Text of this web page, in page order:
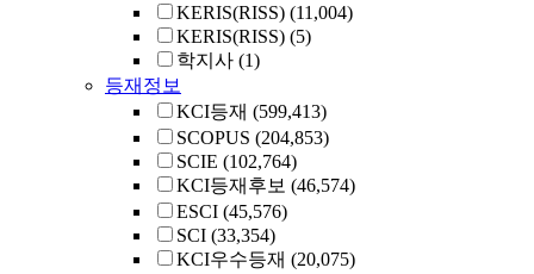
KERIS(RISS) (11,004)
KERIS(RISS) (5)
학지사 (1)
등재정보
KCI등재 (599,413)
SCOPUS (204,853)
SCIE (102,764)
KCI등재후보 (46,574)
ESCI (45,576)
SCI (33,354)
KCI우수등재 (20,075)